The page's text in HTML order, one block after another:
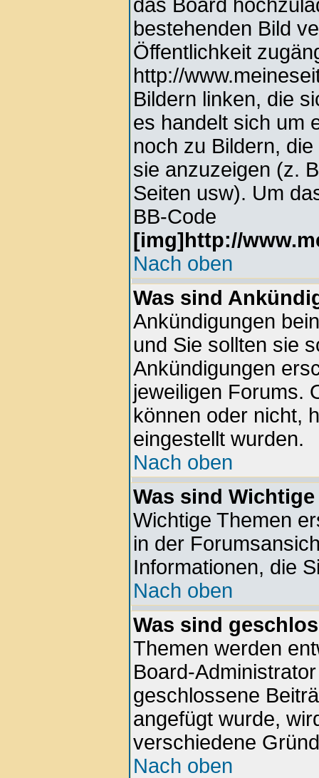
das Board
bestehenden Bild
Öffentlichkeit
http://
Bildern linken, die
es handelt sich um
noch zu Bildern,
sie anzuzeigen (z.
Seiten usw). Um
BB-Code
[img]http://
Nach oben
Was sind
Ankündigungen
und Sie sollten sie
Ankündigungen
jeweiligen Forums.
können oder nicht,
eingestellt wurden.
Nach oben
Was sind
Wichtige Themen
in der
Informationen, die
Nach oben
Was sind
Themen werden
Board-
geschlossene
angefügt wurde,
verschiedene
Nach oben